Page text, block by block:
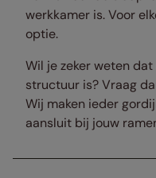
werkkamer is. Voor
optie.
Wil je zeker weten
structuur is? Vraag
Wij maken ieder
aansluit bij jouw